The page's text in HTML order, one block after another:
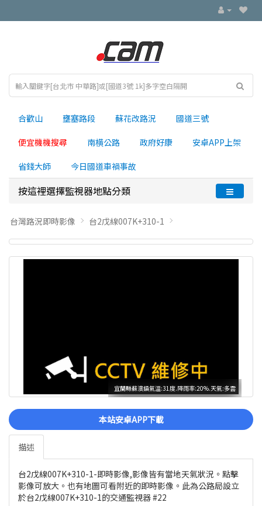
合歡山 壅塞路段 蘇花改路況 國道三號
便宜機機搜尋 南横公路 政府好康 安卓APP上架
省錢大師 今日國道車禍事故
按這裡選擇監視器地點分類
台灣路況即時影像 台2戊線007K+310-1
宜蘭縣蘇澳鎮氣溫:31度.降雨率:20%.天氣:多雲
本站安卓APP下載
描述
台2戊線007K+310-1-即時影像,影像皆有當地天氣狀況。點擊
影像可放大。也有地圖可看附近的即時影像。此為公路局設立
於台2戊線007K+310-1的交通監視器 #22